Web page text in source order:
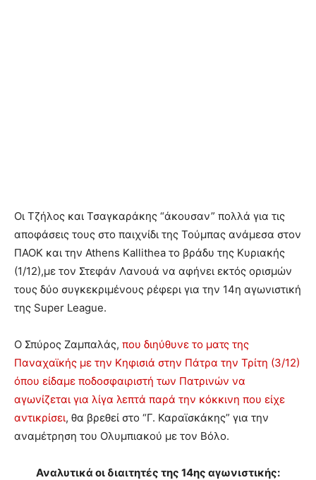
Οι Τζήλος και Τσαγκαράκης “άκουσαν” πολλά για τις
αποφάσεις τους στο παιχνίδι της Τούμπας ανάμεσα στον
ΠΑΟΚ και την Athens Kallithea το βράδυ της Κυριακής
(1/12),με τον Στεφάν Λανουά να αφήνει εκτός ορισμών
τους δύο συγκεκριμένους ρέφερι για την 14η αγωνιστική
της Super League.
Ο Σπύρος Ζαμπαλάς, που διηύθυνε το ματς της
Παναχαϊκής με την Κηφισιά στην Πάτρα την Τρίτη (3/12)
όπου είδαμε ποδοσφαιριστή των Πατρινών να
αγωνίζεται για λίγα λεπτά παρά την κόκκινη που είχε
αντικρίσει, θα βρεθεί στο “Γ. Καραϊσκάκης” για την
αναμέτρηση του Ολυμπιακού με τον Βόλο.
Αναλυτικά οι διαιτητές της 14ης αγωνιστικής: